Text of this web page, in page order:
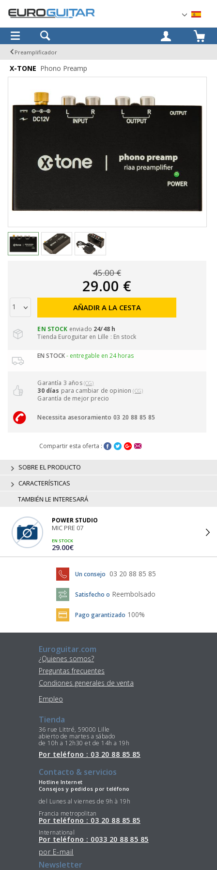
OK
Preamplificador
X-TONE Phono Preamp
45.00 €
29.00 €
AÑADIR A LA CESTA
EN STOCK enviado 24/48 h
Tienda Euroguitar en Lille : En stock
EN STOCK- entregable en 24 horas
Garantía 3 años (CG)
30 días para cambiar de opinion(CG)
Garantía de mejor precio
Necessita asesoramiento 03 20 88 85 85
Compartir esta oferta :
SOBRE EL PRODUCTO
CARACTERÍSTICAS
TAMBIÉN LE INTERESARÁ
POWER STUDIO
MIC PRE 07
EN STOCK
29.00€
Un consejo 03 20 88 85 85
Satisfecho o Reembolsado
Pago garantizado 100%
Euroguitar.com
¿Quienes somos?
Preguntas frecuentes
Condiones generales de venta
Empleo
Tienda
36 rue Littré, 59000 Lille
abierto de martes a sábado
de 10h a 12h30 et de 14h a 19h
Por teléfono : 03 20 88 85 85
Contacto & servicios
Hotline Internet
Consejos y pedidos por teléfono
del Lunes al viernes de 9h à 19h
Francia metropolitan
Por teléfono : 03 20 88 85 85
International
Por teléfono : 0033 20 88 85 85
por E-mail
Newsletter